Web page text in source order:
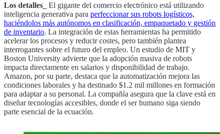
Los detalles_
El gigante del comercio electrónico está utilizando
inteligencia generativa para perfeccionar sus robots logísticos,
haciéndolos más autónomos en clasificación, empaquetado y gestión
de inventario. La integración de estas herramientas ha permitido
acelerar los procesos y reducir costes, pero también plantea
interrogantes sobre el futuro del empleo. Un estudio de MIT y
Boston University advierte que la adopción masiva de robots
impacta directamente en salarios y disponibilidad de trabajo.
Amazon, por su parte, destaca que la automatización mejora las
condiciones laborales y ha destinado $1.2 mil millones en formación
para adaptar a su personal. La compañía asegura que la clave está en
diseñar tecnologías accesibles, donde el ser humano siga siendo
parte esencial de la ecuación.